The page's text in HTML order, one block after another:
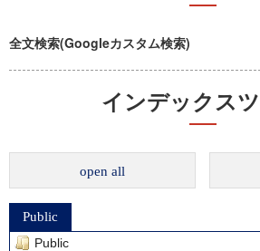
全文検索(Googleカスタム検索)
インデックス
open all
Public
Public